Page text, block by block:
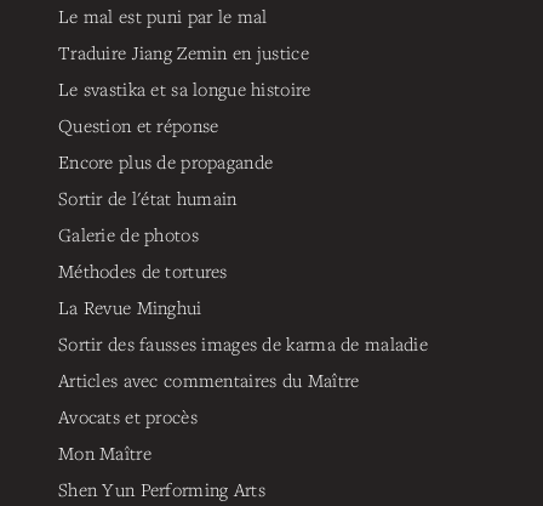
Le mal est puni par le mal
Traduire Jiang Zemin en justice
Le svastika et sa longue histoire
Question et réponse
Encore plus de propagande
Sortir de l'état humain
Galerie de photos
Méthodes de tortures
La Revue Minghui
Sortir des fausses images de karma de maladie
Articles avec commentaires du Maître
Avocats et procès
Mon Maître
Shen Yun Performing Arts